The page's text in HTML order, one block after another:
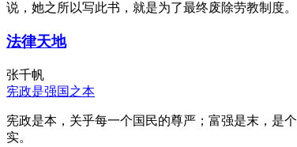
说，她之所以写此书，就是为了最终废除劳教制度。
法律天地
张千帆
宪政是强国之本
宪政是本，关乎每一个国民的尊严；富强是末，是
实。